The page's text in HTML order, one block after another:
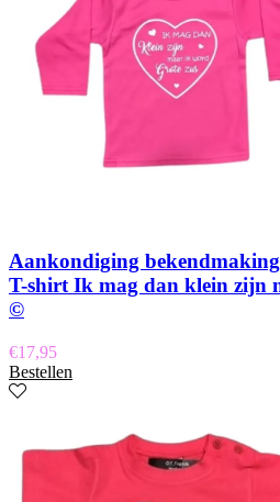
Aankondiging
T-shirt Ik mag dan klein zijn
©
€17,95
Bestellen